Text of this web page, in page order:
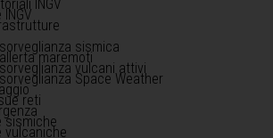
INGV
sismica
maremoti
vulcani attivi
Space Weather
reti
sismiche
vulcaniche